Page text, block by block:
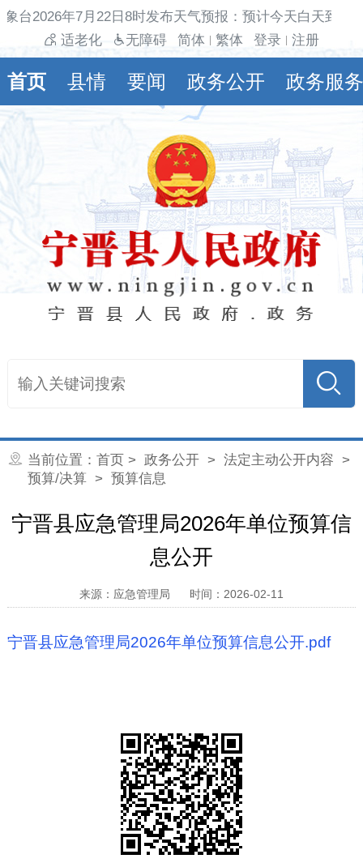
台2026年7月22日8时发布天气预报：预计今天白天到
适老化
无障碍 简体 繁体 登录 注册
首页 县情 要闻 政务公开 政务服务
当前位置： 首页 > 政务公开> 法定主动公开内容 >
预算/决算> 预算信息
宁晋县应急管理局2026年单位预算信
息公开
来源：应急管理局 时间：2026-02-11
宁晋县应急管理局2026年单位预算信息公开.pdf